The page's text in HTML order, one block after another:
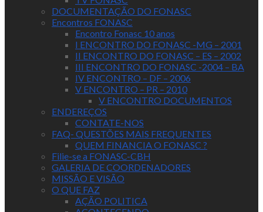
DOCUMENTAÇÃO DO FONASC
Encontros FONASC
Encontro Fonasc 10 anos
I ENCONTRO DO FONASC -MG – 2001
II ENCONTRO DO FONASC – ES – 2002
III ENCONTRO DO FONASC -2004 – BA
IV ENCONTRO – DF – 2006
V ENCONTRO – PR – 2010
V ENCONTRO DOCUMENTOS
ENDEREÇOS
CONTATE-NOS
FAQ- QUESTÕES MAIS FREQUENTES
QUEM FINANCIA O FONASC ?
Filie-se a FONASC-CBH
GALERIA DE COORDENADORES
MISSÃO E VISÃO
O QUE FAZ
AÇÃO POLITICA